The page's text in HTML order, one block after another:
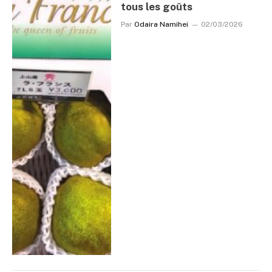
tous les goûts
Par Odaira Namihei 02/03/2026